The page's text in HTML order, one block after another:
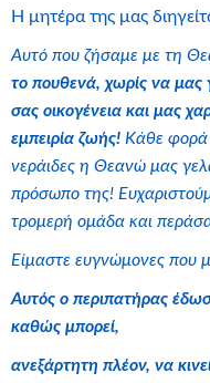
Η μητέρα της μας
Αυτό που ζήσαμε με τη
το πουθενά, χωρίς να μας
σας οικογένεια και μας
εμπειρία ζωής! Κάθε φορά
νεράιδες η Θεανώ μας
πρόσωπο της!
τρομερή ομάδα και
Είμαστε ευγνώμονες που
Αυτός ο περιπατήρας
καθώς μπορεί,
ανεξάρτητη πλέον, να